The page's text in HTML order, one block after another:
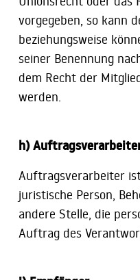
vorgegeben, so kann
beziehungsweise
seiner Benennung
dem Recht der
werden.
h)
Auftragsverarbeiter
juristische Person,
andere Stelle, die
Auftrag des